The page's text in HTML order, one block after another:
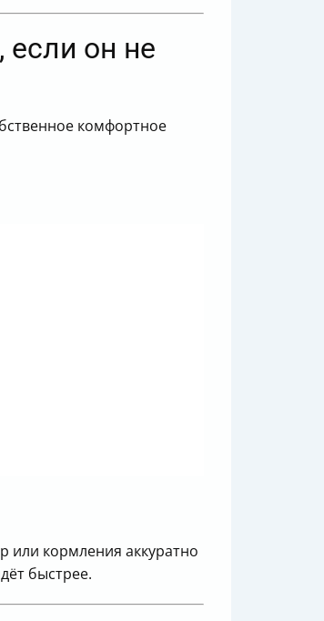
если он не
комфортное
или кормления аккуратно
быстрее.